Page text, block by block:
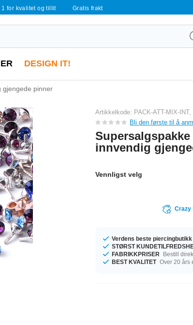
1 for kvalitet og tillit Gratis frakt
DESIGN IT!
gjengede pinner
Artikkelkode: PACK-ATT-MIX-INT,
Bli den første til å
innvendig
Vennligst velg
Crazy
Verdens beste piercingbutikk
STØRST
FABRIKKPRISER
Bestill
BEST KVALITET Over 20 års